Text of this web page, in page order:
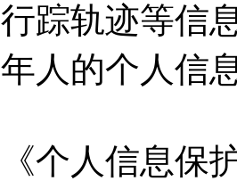
行踪轨迹等信
年人的个人信
《个人信息保